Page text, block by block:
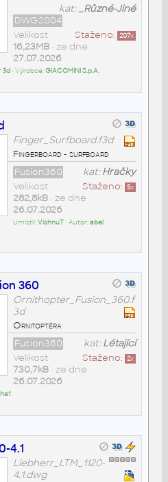
kat:_Různé-Jiné
DWG2004
Staženo: 207x
Velikost
16,23MB• ze dne
27.07.2026
3d • Výrobce:GIACOMINI S.p.A.
Finger_Surfboard.f3d
Fingerboard - surfboard
kat:Hračky
Fusion360
Staženo: 5x
Velikost
282,8kB• ze dne
26.07.2026
Umístil:VishnuT• Autor:abel
360
Ornithopter_Fusion_360.f
3d
Ornitoptéra
kat:Létající
Fusion360
Staženo: 2x
Velikost
730,7kB• ze dne
26.07.2026
4.1
Liebherr_LTM_1120-
4.1.dwg